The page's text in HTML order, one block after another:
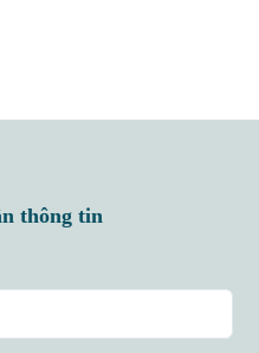
thông tin